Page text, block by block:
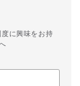
に興味をお持